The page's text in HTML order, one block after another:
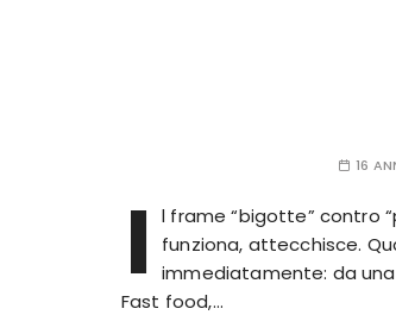
16
I
l frame “bigotte” contro
funziona, attecchisce.
immediatamente: da
Fast food,…